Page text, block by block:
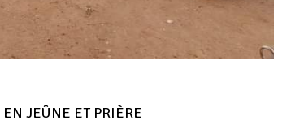
JEÛNE ET PRIÈRE